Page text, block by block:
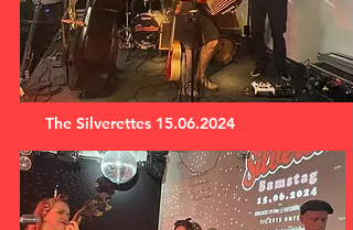
The Silverettes 15.06.2024